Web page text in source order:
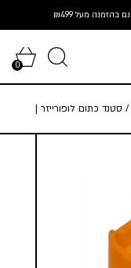
0
/ סטנד כתום לופורייזר |